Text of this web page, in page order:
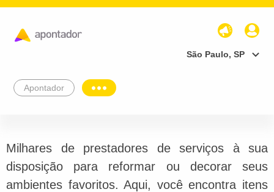
São Paulo, SP
Apontador
Milhares de prestadores de serviços à sua
disposição para reformar ou decorar seus
ambientes favoritos. Aqui, você encontra itens